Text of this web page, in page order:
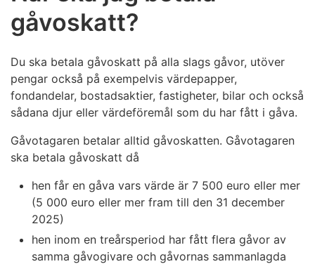
gåvoskatt?
Du ska betala gåvoskatt på alla slags gåvor, utöver
pengar också på exempelvis värdepapper,
fondandelar, bostadsaktier, fastigheter, bilar och också
sådana djur eller värdeföremål som du har fått i gåva.
Gåvotagaren betalar alltid gåvoskatten. Gåvotagaren
ska betala gåvoskatt då
hen får en gåva vars värde är 7 500 euro eller mer
(5 000 euro eller mer fram till den 31 december
2025)
hen inom en treårsperiod har fått flera gåvor av
samma gåvogivare och gåvornas sammanlagda